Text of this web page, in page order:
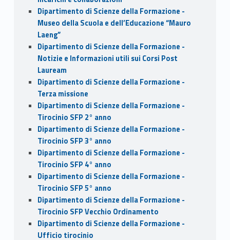
Dipartimento di Scienze della Formazione -
Museo della Scuola e dell’Educazione “Mauro
Laeng”
Dipartimento di Scienze della Formazione -
Notizie e Informazioni utili sui Corsi Post
Lauream
Dipartimento di Scienze della Formazione -
Terza missione
Dipartimento di Scienze della Formazione -
Tirocinio SFP 2° anno
Dipartimento di Scienze della Formazione -
Tirocinio SFP 3° anno
Dipartimento di Scienze della Formazione -
Tirocinio SFP 4° anno
Dipartimento di Scienze della Formazione -
Tirocinio SFP 5° anno
Dipartimento di Scienze della Formazione -
Tirocinio SFP Vecchio Ordinamento
Dipartimento di Scienze della Formazione -
Ufficio tirocinio